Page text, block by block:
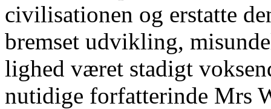
civilisationen og erstatte
bremset udvikling,
lighed været stadigt
nutidige forfatterinde Mrs